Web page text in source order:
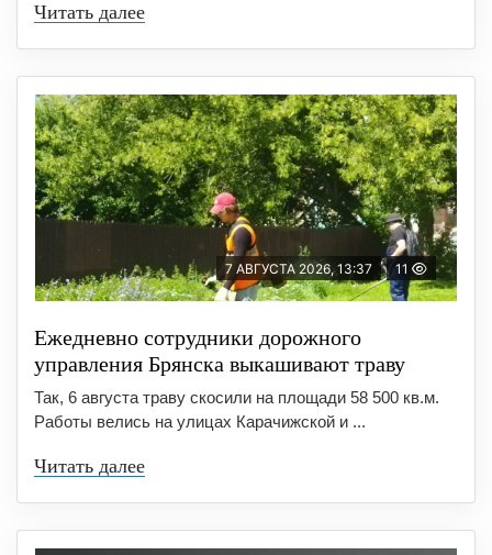
Читать далее
7 АВГУСТА 2026, 13:37 11
Ежедневно сотрудники дорожного
управления Брянска выкашивают траву
Так, 6 августа траву скосили на площади 58 500 кв.м.
Работы велись на улицах Карачижской и ...
Читать далее